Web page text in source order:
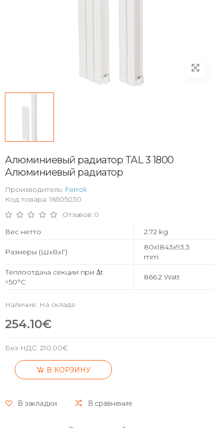
Алюминиевый радиатор TAL 3 1800
Алюминиевый радиатор
Производитель: Ferroli
Код товара: 16505030
Отзывов: 0
Вес нетто 2.72 kg
Размеры (ШхВхГ)
80x1843x93.3
mm
Теплоотдача секции при Δt
=50°С
866.2 Watt
Наличие: На складе
254.10€
Без НДС: 210.00€
В КОРЗИНУ
В закладки В сравнение